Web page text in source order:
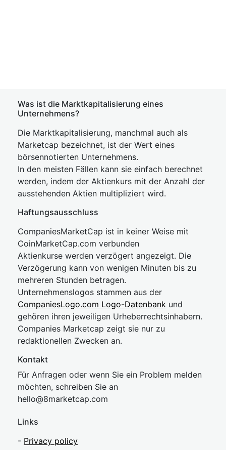
Was ist die Marktkapitalisierung eines
Unternehmens?
Die Marktkapitalisierung, manchmal auch als
Marketcap bezeichnet, ist der Wert eines
börsennotierten Unternehmens.
In den meisten Fällen kann sie einfach berechnet
werden, indem der Aktienkurs mit der Anzahl der
ausstehenden Aktien multipliziert wird.
Haftungsausschluss
CompaniesMarketCap ist in keiner Weise mit
CoinMarketCap.com verbunden
Aktienkurse werden verzögert angezeigt. Die
Verzögerung kann von wenigen Minuten bis zu
mehreren Stunden betragen.
Unternehmenslogos stammen aus der
CompaniesLogo.com Logo-Datenbank und
gehören ihren jeweiligen Urheberrechtsinhabern.
Companies Marketcap zeigt sie nur zu
redaktionellen Zwecken an.
Kontakt
Für Anfragen oder wenn Sie ein Problem melden
möchten, schreiben Sie an
hello@8marketcap.com
Links
- Privacy policy